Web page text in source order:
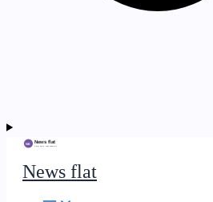
News flat